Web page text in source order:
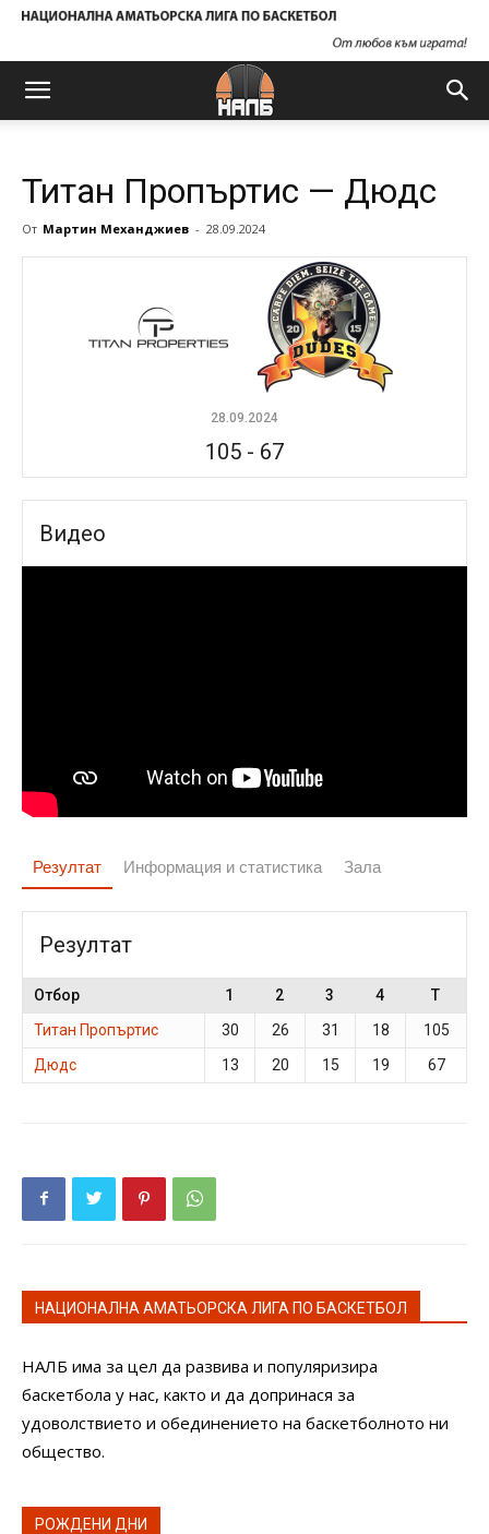
Титан Пропъртис — Дюдс
От Мартин Механджиев - 28.09.2024
28.09.2024
105 - 67
Видео
Резултат Информация и статистика Зала
Резултат
Отбор 1 2 3 4
T
Титан Пропъртис
30 26 31 18
105
Дюдс
13 20 15 19 67
НАЦИОНАЛНА АМАТЬОРСКА ЛИГА ПО БАСКЕТБОЛ
НАЛБ има за цел да развива и популяризира
баскетбола у нас, както и да допринася за
удоволствието и обединението на баскетболното ни
общество.
РОЖДЕНИ ДНИ